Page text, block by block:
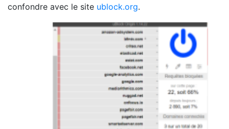
confondre avec le site ublock.org.